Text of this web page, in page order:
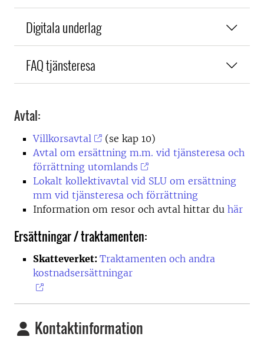
Digitala underlag
FAQ tjänsteresa
Avtal:
Villkorsavtal
(se kap 10)
Avtal om ersättning m.m. vid tjänsteresa och
förrättning utomlands
Lokalt kollektivavtal vid SLU om ersättning
mm vid tjänsteresa och förrättning
Information om resor och avtal hittar du här
Ersättningar / traktamenten:
Skatteverket: Traktamenten och andra
kostnadsersättningar
Kontaktinformation